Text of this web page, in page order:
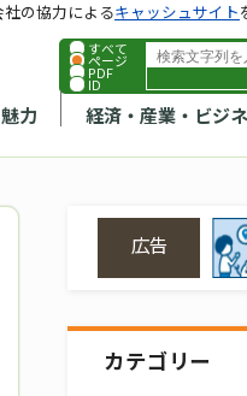
すべて
ページ
PDF
ID
力 経済・産業・ビジ
の協力によるキャッシュサイト
広告
カテゴリー